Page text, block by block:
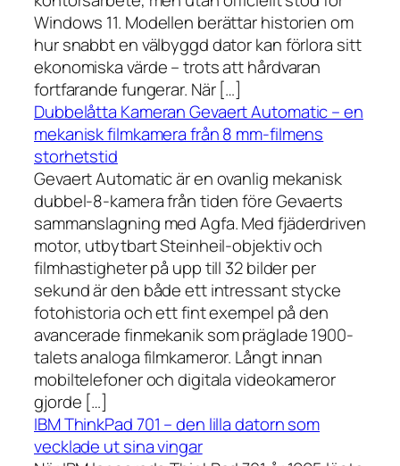
Windows 11. Modellen berättar historien om
hur snabbt en välbyggd dator kan förlora sitt
ekonomiska värde – trots att hårdvaran
fortfarande fungerar. När […]
Dubbelåtta Kameran Gevaert Automatic – en
mekanisk filmkamera från 8 mm-filmens
storhetstid
Gevaert Automatic är en ovanlig mekanisk
dubbel-8-kamera från tiden före Gevaerts
sammanslagning med Agfa. Med fjäderdriven
motor, utbytbart Steinheil-objektiv och
filmhastigheter på upp till 32 bilder per
sekund är den både ett intressant stycke
fotohistoria och ett fint exempel på den
avancerade finmekanik som präglade 1900-
talets analoga filmkameror. Långt innan
mobiltelefoner och digitala videokameror
gjorde […]
IBM ThinkPad 701 – den lilla datorn som
vecklade ut sina vingar